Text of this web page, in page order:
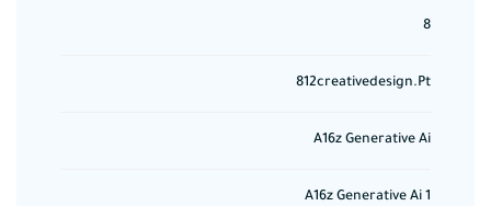
8
812creativedesign.pt
A16z Generative Ai
A16z Generative Ai 1